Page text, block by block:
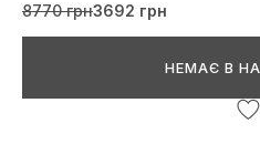
8770 грн3692 грн
НЕМАЄ В